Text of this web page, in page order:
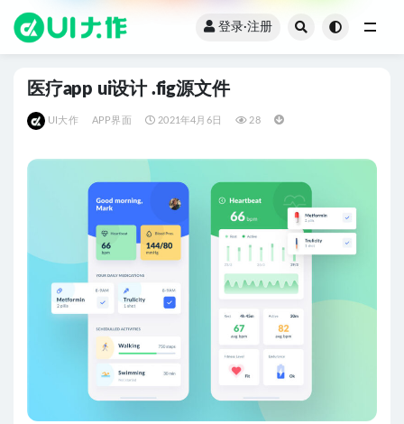
登录·注册
医疗app ui设计 .fig源文件
UI大作 APP界面 2021年4月6日 28